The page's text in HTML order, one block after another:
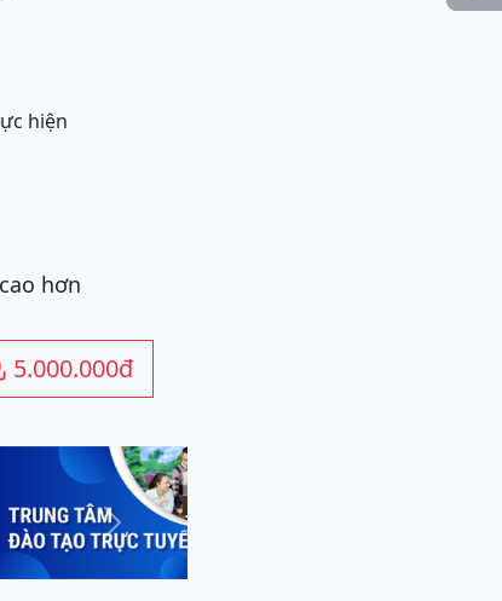
hiện
hơn
5.000.000đ
Next